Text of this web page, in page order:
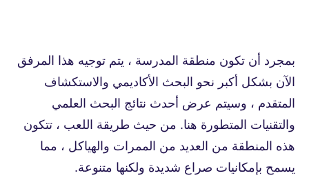
بمجرد أن تكون منطقة المدرسة ، يتم توجيه هذا المرفق
الآن بشكل أكبر نحو البحث الأكاديمي والاستكشاف
المتقدم ، وسيتم عرض أحدث نتائج البحث العلمي
والتقنيات المتطورة هنا. من حيث طريقة اللعب ، تتكون
هذه المنطقة من العديد من الممرات والهياكل ، مما
يسمح بإمكانيات صراع شديدة ولكنها متنوعة.